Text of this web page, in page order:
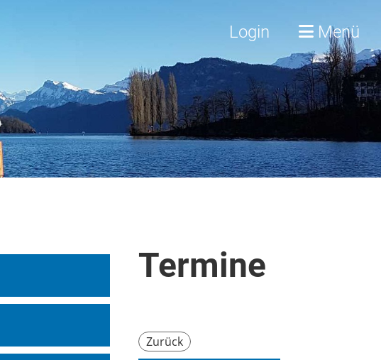
Login Menü
Termine
Zurück